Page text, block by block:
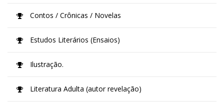
Contos / Crônicas / Novelas
Estudos Literários (Ensaios)
Ilustração.
Literatura Adulta (autor revelação)